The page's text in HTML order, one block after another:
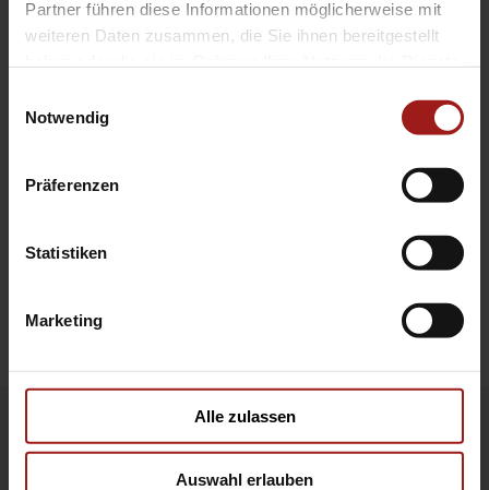
Partner führen diese Informationen möglicherweise mit
weiteren Daten zusammen, die Sie ihnen bereitgestellt
Notwendig
Präferenzen
Statistiken
Marketing
Alle zulassen
Auswahl erlauben
Ebbinghaus in Hamm
Ebbinghaus in Kamen
Ebbinghaus in Unna
Garantie
Die Produktbeschreibungen und Abbildungen enthalten
teilweise auch Sonderausstattungen, die nicht zum